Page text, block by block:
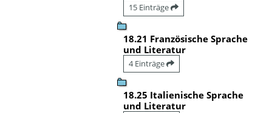
15 Einträge
18.21 Französische Sprache
und Literatur
4 Einträge
18.25 Italienische Sprache
und Literatur